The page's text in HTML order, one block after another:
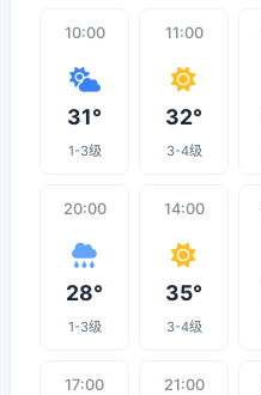
10:00
31°
1-3级
11:00
32°
3-4级
20:00
28°
1-3级
14:00
35°
3-4级
17:00 21:00